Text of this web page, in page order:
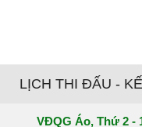
LỊCH THI ĐẤU -
VĐQG Áo, Thứ 2 -